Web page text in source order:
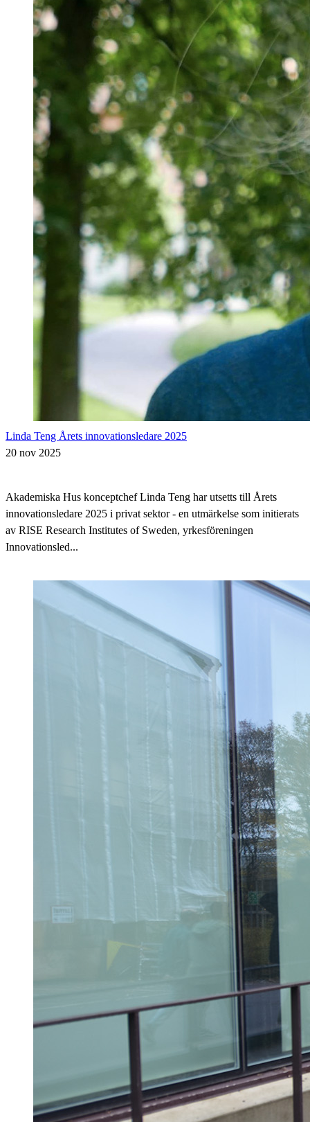
Linda Teng Årets innovationsledare 2025
20 nov 2025
Akademiska Hus konceptchef Linda Teng har utsetts till Årets
innovationsledare 2025 i privat sektor - en utmärkelse som initierats
av RISE Research Institutes of Sweden, yrkesföreningen
Innovationsled...